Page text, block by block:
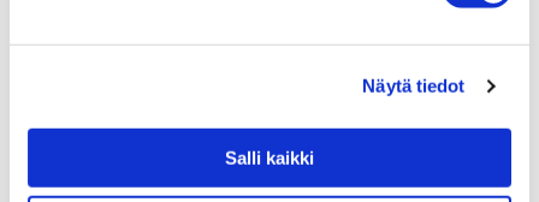
Näytä tiedot
Salli kaikki
valmistumisen jälkeen käynyt
lisäkoulutuksia pääosin neurologiseen
fysioterapiaan liittyen erityistason
vaativuuden verran.